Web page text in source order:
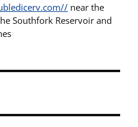
near the
Southfork Reservoir and